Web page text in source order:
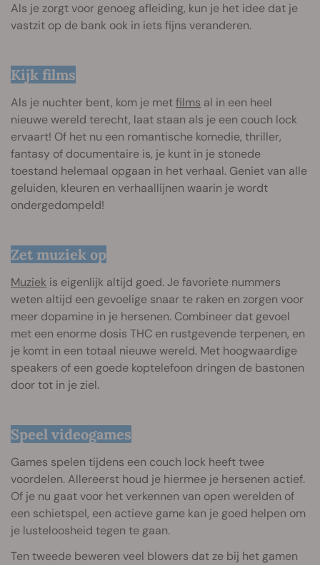
Als je zorgt voor genoeg afleiding, kun je het idee dat je
vastzit op de bank ook in iets fijns veranderen.
Kijk films
Als je nuchter bent, kom je metfilms al in een heel
nieuwe wereld terecht, laat staan als je een couch lock
ervaart! Of het nu een romantische komedie, thriller,
fantasy of documentaire is, je kunt in je stonede
toestand helemaal opgaan in het verhaal. Geniet van alle
geluiden, kleuren en verhaallijnen waarin je wordt
ondergedompeld!
Zet muziek op
Muziek is eigenlijk altijd goed. Je favoriete nummers
weten altijd een gevoelige snaar te raken en zorgen voor
meer dopamine in je hersenen. Combineer dat gevoel
met een enorme dosis THC en rustgevende terpenen, en
je komt in een totaal nieuwe wereld. Met hoogwaardige
speakers of een goede koptelefoon dringen de bastonen
door tot in je ziel.
Speel videogames
Games spelen tijdens een couch lock heeft twee
voordelen. Allereerst houd je hiermee je hersenen actief.
Of je nu gaat voor het verkennen van open werelden of
een schietspel, een actieve game kan je goed helpen om
je lusteloosheid tegen te gaan.
Ten tweede beweren veel blowers dat ze bij het gamen